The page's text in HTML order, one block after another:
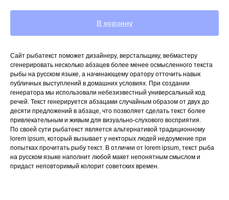
В корзину
Сайт рыбатекст поможет дизайнеру, верстальщику, вебмастеру
сгенерировать несколько абзацев более менее осмысленного текста
рыбы на русском языке, а начинающему оратору отточить навык
публичных выступлений в домашних условиях. При создании
генератора мы использовали небезизвестный универсальный код
речей. Текст генерируется абзацами случайным образом от двух до
десяти предложений в абзаце, что позволяет сделать текст более
привлекательным и живым для визуально-слухового восприятия.
По своей сути рыбатекст является альтернативой традиционному
lorem ipsum, который вызывает у некторых людей недоумение при
попытках прочитать рыбу текст. В отличии от lorem ipsum, текст рыба
на русском языке наполнит любой макет непонятным смыслом и
придаст неповторимый колорит советских времен.